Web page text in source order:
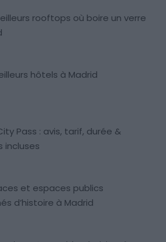
rooftops où boire un verre
hôtels à Madrid
Pass : avis, tarif, durée &
incluses
et espaces publics
d’histoire à Madrid